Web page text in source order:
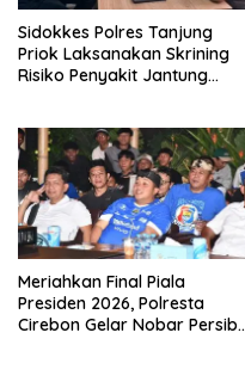
Sidokkes Polres Tanjung
Priok Laksanakan Skrining
Risiko Penyakit Jantung
Meriahkan Final Piala
Presiden 2026, Polresta
Cirebon Gelar Nobar Persib